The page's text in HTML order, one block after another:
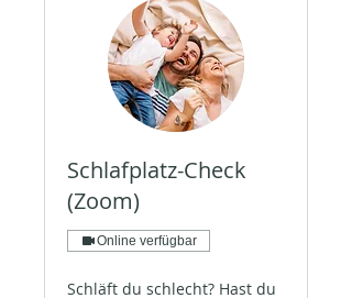
Schlafplatz-Check
(Zoom)
Online verfügbar
Schläft du schlecht? Hast du